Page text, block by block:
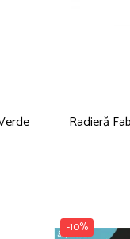
Radieră
-10%